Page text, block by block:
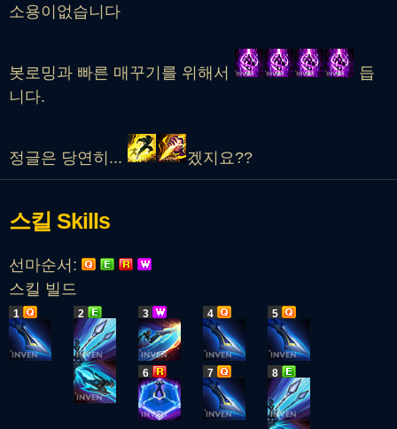
소용이없습니다
봇로밍과 빠른 매꾸기를 위해서
듭
니다.
정글은 당연히... 겠지요??
스킬 Skills
선마순서:
스킬 빌드
1 2 3 4 5
6 7 8